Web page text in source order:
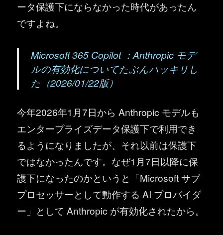
ータ保護下にならなかった時代があったん
ですよね。
Microsoft 365 Copilot ：Anthropic モデ
ルの有効化についてたぶんハッキリし
た（2026/01/22版）
今年2026年1月7日から Anthropic モデルも
エンタープライズデータ保護下で利用でき
るようになりましたが、それ以前は保護下
ではなかったんです。なぜ1月7日以降に保
護下になったのかというと「Microsoft‎ サブ
プロセッサーとして動作する AI プロバイダ
ー」として Anthropic が有効化されたから。